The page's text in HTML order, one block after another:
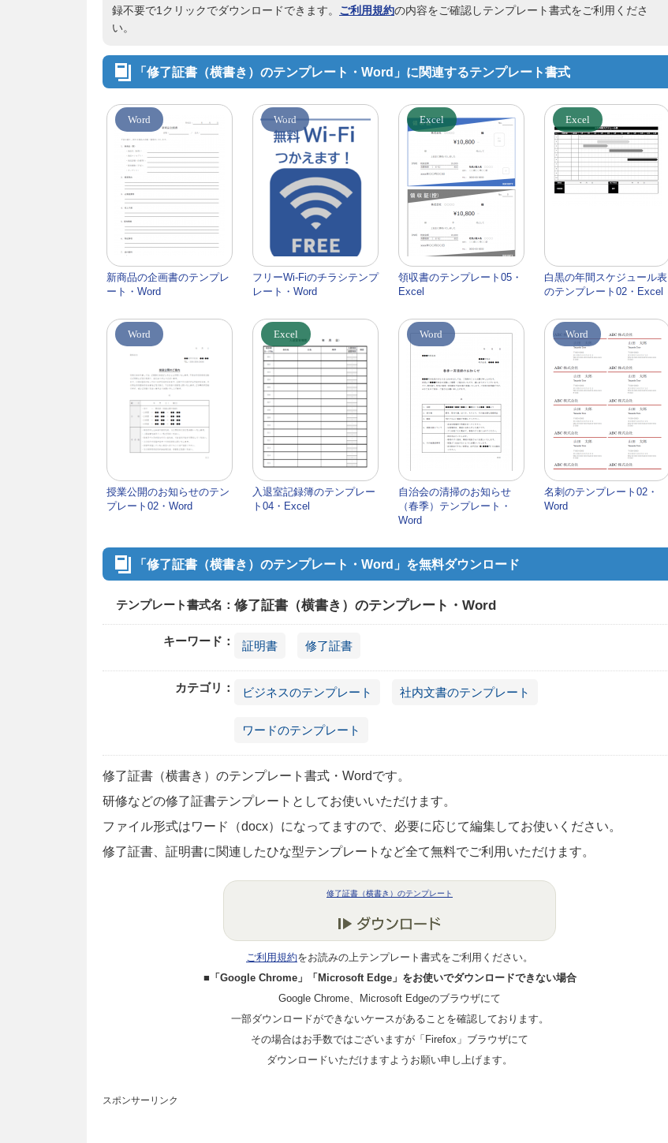
録不要で1クリックでダウンロードできます。 ご利用規約の内容をご確認しテンプレート書式をご利用くださ
い。
「修了証書（横書き）のテンプレート・Word」に関連するテンプレート書式
Word
新商品の企画書のテンプレ
ート・Word
Word
フリーWi-Fiのチラシテンプ
レート・Word
Excel
領収書のテンプレート05・
Excel
Excel
白黒の年間スケジュール表
のテンプレート02・Excel
Word
授業公開のお知らせのテン
プレート02・Word
Excel
入退室記録簿のテンプレー
ト04・Excel
Word
自治会の清掃のお知らせ
（春季）テンプレート・
Word
Word
名刺のテンプレート02・
Word
「修了証書（横書き）のテンプレート・Word」を無料ダウンロード
テンプレート書式名：修了証書（横書き）のテンプレート・Word
キーワード： 証明書 修了証書
カテゴリ： ビジネスのテンプレート 社内文書のテンプレート
ワードのテンプレート
修了証書（横書き）のテンプレート書式・Wordです。
研修などの修了証書テンプレートとしてお使いいただけます。
ファイル形式はワード（docx）になってますので、必要に応じて編集してお使いください。
修了証書、証明書に関連したひな型テンプレートなど全て無料でご利用いただけます。
修了証書（横書き）のテンプレート
ご利用規約をお読みの上テンプレート書式をご利用ください。
■「Google Chrome」「Microsoft Edge」をお使いでダウンロードできない場合
Google Chrome、Microsoft Edgeのブラウザにて
一部ダウンロードができないケースがあることを確認しております。
その場合はお手数ではございますが「Firefox」ブラウザにて
ダウンロードいただけますようお願い申し上げます。
スポンサーリンク